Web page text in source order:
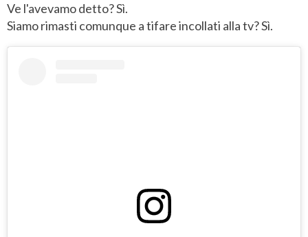
Ve l'avevamo detto? Sì.
Siamo rimasti comunque a tifare incollati alla tv? Sì.